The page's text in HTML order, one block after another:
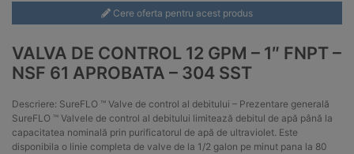
Cere oferta pentru acest produs
VALVA DE CONTROL 12 GPM – 1″ FNPT –
NSF 61 APROBATA – 304 SST
Descriere: SureFLO ™ Valve de control al debitului – Prezentare generală
SureFLO ™ Valvele de control al debitului limitează debitul de apă până la
capacitatea nominală prin purificatorul de apă de ultraviolet. Este
disponibila o linie completa de valve de la 1/2 galon pe minut pana la 80